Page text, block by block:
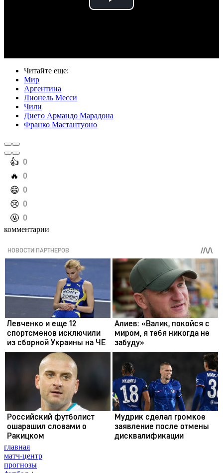
Play
Читайте еще:
Мир
Аргентина
Лионель Месси
Чили
Диего Армандо Марадона
Франко Мастантуоно
️👍 0
️🔥 0
️😄 0
️😢 0
️🤬 0
комментарии
главная
матч-центр
прогнозы